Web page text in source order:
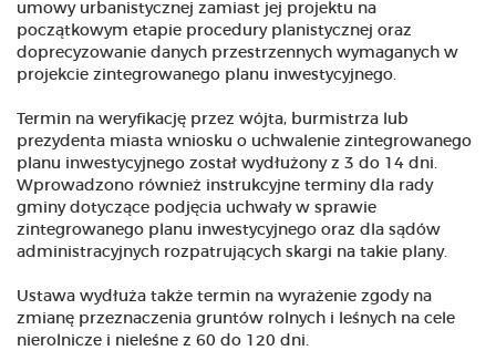
umowy urbanistycznej zamiast jej projektu na
początkowym etapie procedury planistycznej oraz
doprecyzowanie danych przestrzennych wymaganych w
projekcie zintegrowanego planu inwestycyjnego.
Termin na weryfikację przez wójta, burmistrza lub
prezydenta miasta wniosku o uchwalenie zintegrowanego
planu inwestycyjnego został wydłużony z 3 do 14 dni.
Wprowadzono również instrukcyjne terminy dla rady
gminy dotyczące podjęcia uchwały w sprawie
zintegrowanego planu inwestycyjnego oraz dla sądów
administracyjnych rozpatrujących skargi na takie plany.
Ustawa wydłuża także termin na wyrażenie zgody na
zmianę przeznaczenia gruntów rolnych i leśnych na cele
nierolnicze i nieleśne z 60 do 120 dni.